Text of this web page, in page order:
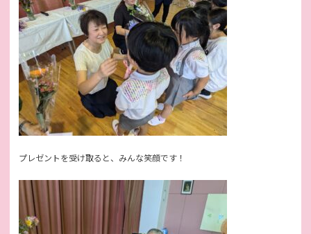
プレゼントを受け取ると、みんな笑顔です！